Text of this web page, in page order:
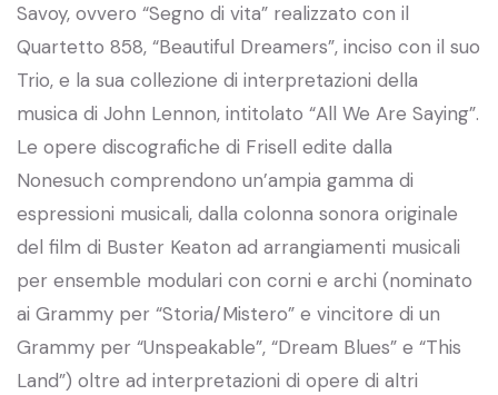
Savoy, ovvero “Segno di vita” realizzato con il
Quartetto 858, “Beautiful Dreamers”, inciso con il suo
Trio, e la sua collezione di interpretazioni della
musica di John Lennon, intitolato “All We Are Saying”.
Le opere discografiche di Frisell edite dalla
Nonesuch comprendono un’ampia gamma di
espressioni musicali, dalla colonna sonora originale
del film di Buster Keaton ad arrangiamenti musicali
per ensemble modulari con corni e archi (nominato
ai Grammy per “Storia/Mistero” e vincitore di un
Grammy per “Unspeakable”, “Dream Blues” e “This
Land”) oltre ad interpretazioni di opere di altri